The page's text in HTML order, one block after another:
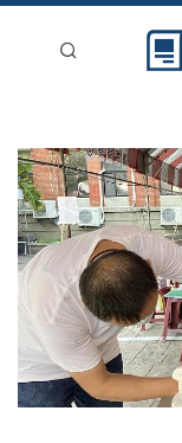
新聞稿分類
登入
刊登